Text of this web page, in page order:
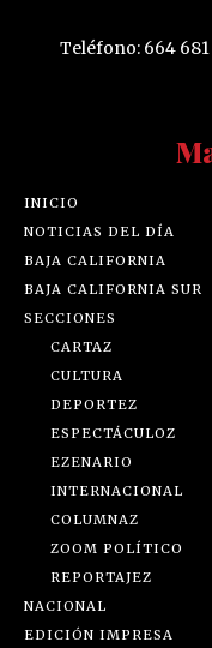
Teléfono: 664 681
INICIO
NOTICIAS DEL DÍA
BAJA CALIFORNIA
BAJA CALIFORNIA SUR
SECCIONES
CARTAZ
CULTURA
DEPORTEZ
ESPECTÁCULOZ
EZENARIO
INTERNACIONAL
COLUMNAZ
ZOOM POLÍTICO
REPORTAJEZ
NACIONAL
EDICIÓN IMPRESA